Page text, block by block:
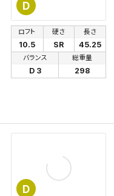
D
ロフト
10.5
硬さ
SR
長さ
45.25
バランス
D 3
総重量
298
D